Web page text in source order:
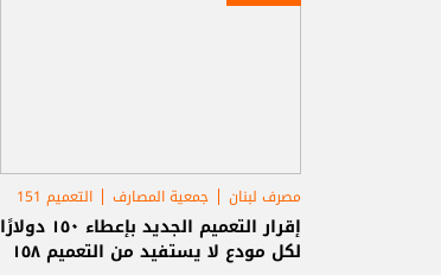
مصرف لبنان جمعية المصارف التعميم 151
إقرار التعميم الجديد بإعطاء ١٥٠ دولارًا
لكل مودع لا يستفيد من التعميم ١٥٨